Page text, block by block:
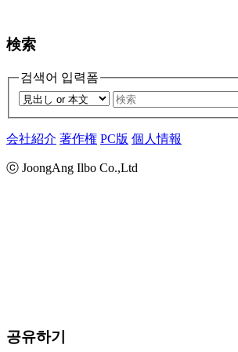
検索
검색어 입력폼
会社紹介 著作権 PC版 個人情報
ⓒ JoongAng Ilbo Co.,Ltd
공유하기